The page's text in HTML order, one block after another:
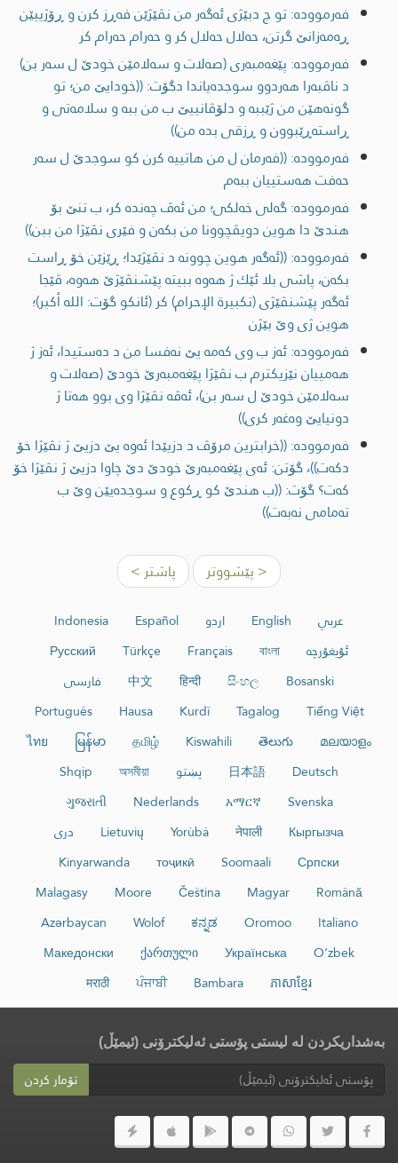
فەرموودە: تو چ دبێژی ئەگەر من نڤێژێن فەڕز کرن و ڕۆژییێن
ڕەمەزانێ گرتن، حەلال حەلال کر و حەرام حەرام کر
فەرموودە: پێغه‌مبه‌ری (صه‌لات و سه‌لامێن خودێ ل سه‌ر بن)
د ناڤبه‌را هه‌ردوو سوجده‌یاندا دگۆت: ((خودایێ من؛ تو
گونه‌هێن من ژێببه‌ و دلۆڤانییێ ب من ببه‌ و سلامه‌تی و
ڕاسته‌ڕێبوون و ڕزقی بده‌ من))
فەرموودە: ((فه‌رمان ل من هاتییه‌ كرن كو سوجدێ ل سه‌ر
حه‌فت هه‌ستییان ببه‌م
فەرموودە: گه‌لی خه‌لكی؛ من ئه‌ڤ چه‌نده‌ كر، ب تنێ بۆ
هندێ دا‌ هوین دویڤچوونا من بكه‌ن و فێری نڤێژا من ببن))
فەرموودە: ((ئه‌گه‌ر هوین چوونه‌ د نڤێژێدا؛ ڕێزێن خۆ ڕاست
بكه‌ن، پاشی بلا ئێك ژ هه‌وه‌ ببيته‌ پێشنڤێژێ هه‌وه‌، ڤێجا
ئه‌گه‌ر پێشنڤێژی (تكبيرة الإحرام) كر (ئانكو گۆت: الله أكبر)؛
هوین ژی وێ بێژن
فەرموودە: ئه‌ز ب وی كه‌مه‌ یێ نه‌فسا من د ده‌ستیدا، ئه‌ز ژ
هه‌مییان نێزیكترم ب نڤێژا پێغه‌مبه‌رێ خودێ (صه‌لات و
سه‌لامێن خودێ ل سه‌ر بن)، ئه‌ڤه‌ نڤێژا وی بوو هه‌تا ژ
دونیایێ وه‌غه‌ر كری))
فەرموودە: ((خرابترین مرۆڤ د دزیێدا ئه‌وه‌ یێ دزیێ ژ نڤێژا خۆ
دكه‌ت))، گۆتن: ئه‌ی پێغه‌مبه‌رێ خودێ دێ چاوا دزیێ ژ نڤێژا خۆ
كه‌ت؟ گۆت: ((ب هندێ كو ڕكوع و سوجده‌یێن وێ ب
ته‌مامی نه‌به‌‌ت))
< پێشووتر پاشتر >
عربي English اردو Español
Indonesia
ئۇيغۇرچە
বাংলা
Français
Türkçe
Русский
Bosanski
සිංහල
हिन्दी
中文
فارسی
Tiếng Việt
Tagalog
Kurdî
Hausa
Português
മലയാളം
తెలుగు
Kiswahili
தமிழ்
မြန်မာ
ไทย
Deutsch
日本語 پښتو অসমীয়া
Shqip
Svenska
አማርኛ
Nederlands
ગુજરાતી
Кыргызча
नेपाली
Yorùbá
Lietuvių
دری
Српски
Soomaali
тоҷикӣ
Kinyarwanda
Română
Magyar
Čeština
Moore
Malagasy
Italiano
Oromoo
ಕನ್ನಡ
Wolof
Azərbaycan
O‘zbek
Українська
ქართული
Македонски
ភាសាខ្មែរ
Bambara
ਪੰਜਾਬੀ
मराठी
بەشداریکردن لە لیستی پۆستی ئەلیکترۆنی (ئیمێڵ)
تۆمار کردن